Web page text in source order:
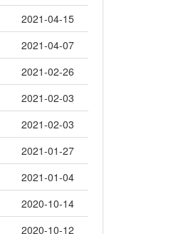
2021-04-15
2021-04-07
2021-02-26
2021-02-03
2021-02-03
2021-01-27
2021-01-04
2020-10-14
2020-10-12